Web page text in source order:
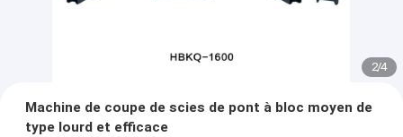
2/4
Machine de coupe de scies de pont à bloc moyen de
type lourd et efficace